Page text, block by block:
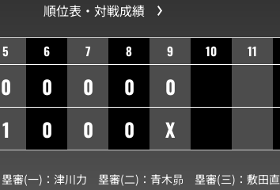
順位表・対戦成績
5 6 7 8 9 10 11
0 0 0 0
0
1 0 0 0 X
審(一)： 津川力 塁審(二)： 青木昴 塁審(三)： 敷田